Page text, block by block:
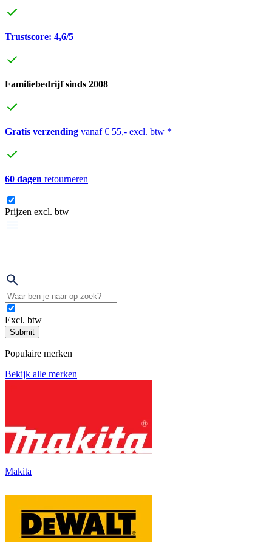
Trustscore: 4,6/5
Familiebedrijf sinds 2008
Gratis verzending vanaf € 55,- excl. btw *
60 dagen retourneren
Prijzen excl. btw
Excl. btw
Submit
Populaire merken
Bekijk alle merken
Makita